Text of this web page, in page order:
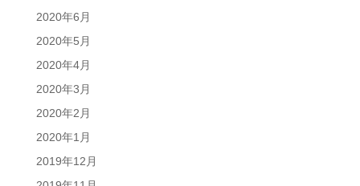
2020年6月
2020年5月
2020年4月
2020年3月
2020年2月
2020年1月
2019年12月